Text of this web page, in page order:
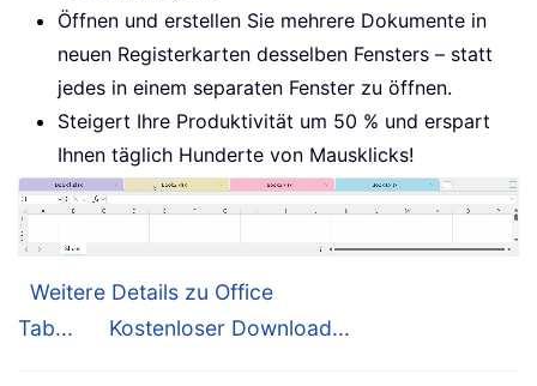
Öffnen und erstellen Sie mehrere Dokumente in
neuen Registerkarten desselben Fensters – statt
jedes in einem separaten Fenster zu öffnen.
Steigert Ihre Produktivität um 50 % und erspart
Ihnen täglich Hunderte von Mausklicks!
Weitere Details zu Office
Tab...
Kostenloser Download...